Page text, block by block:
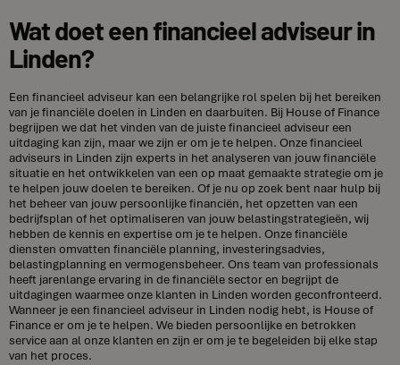
Wat doet een financieel adviseur in
Linden?
Een financieel adviseur kan een belangrijke rol spelen bij het bereiken
van je financiële doelen in Linden en daarbuiten. Bij House of Finance
begrijpen we dat het vinden van de juiste financieel adviseur een
uitdaging kan zijn, maar we zijn er om je te helpen. Onze financieel
adviseurs in Linden zijn experts in het analyseren van jouw financiële
situatie en het ontwikkelen van een op maat gemaakte strategie om je
te helpen jouw doelen te bereiken. Of je nu op zoek bent naar hulp bij
het beheer van jouw persoonlijke financiën, het opzetten van een
bedrijfsplan of het optimaliseren van jouw belastingstrategieën, wij
hebben de kennis en expertise om je te helpen. Onze financiële
diensten omvatten financiële planning, investeringsadvies,
belastingplanning en vermogensbeheer. Ons team van professionals
heeft jarenlange ervaring in de financiële sector en begrijpt de
uitdagingen waarmee onze klanten in Linden worden geconfronteerd.
Wanneer je een financieel adviseur in Linden nodig hebt, is House of
Finance er om je te helpen. We bieden persoonlijke en betrokken
service aan al onze klanten en zijn er om je te begeleiden bij elke stap
van het proces.